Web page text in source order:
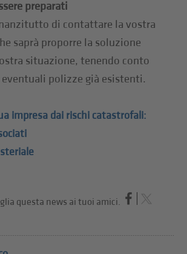
preparati
di contattare la vostra
saprà proporre la soluzione
situazione, tenendo conto
polizze già esistenti.
impresa dai rischi catastrofali:
questa news ai tuoi amici.